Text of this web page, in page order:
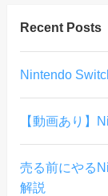
Recent Posts
Nintendo
【動画あり】
売る前にやる
解説